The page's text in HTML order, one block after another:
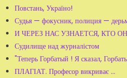
Повстань, Україно!
Судья — фокусник, полиция —
И ЧЕРЕЗ НАС УЗНАЕТСЯ, КТО
Судилище над журналістом
"Теперь Горбатый ! Я сказал,
ПЛАГІАТ. Професор викриває …